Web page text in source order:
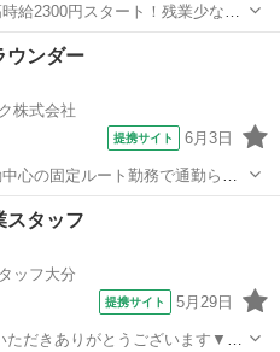
給2300円スタート！残業少なめ
お
ウンダー
株式会社
提携サイト 6月3日
心の固定ルート勤務で通勤らく
メディア系の派遣会社です。
スタッフ
ッフ大分
提携サイト 5月29日
だきありがとうございます▼・